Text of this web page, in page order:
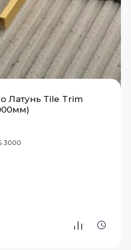
Латунь Tile Trim
3000